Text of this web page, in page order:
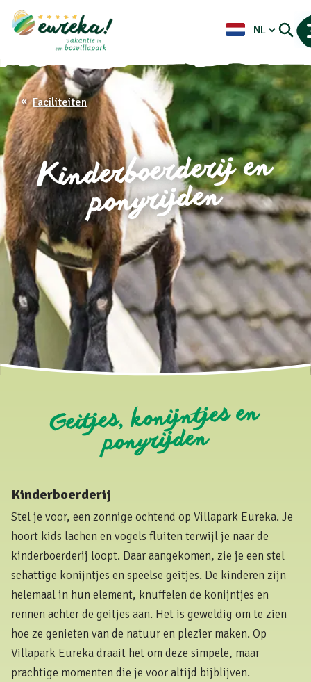
Kinderboerderij en
ponyrijden
Faciliteiten
Geitjes, konijntjes en
ponyrijden
Kinderboerderij
Stel je voor, een zonnige ochtend op Villapark Eureka. Je
hoort kids lachen en vogels fluiten terwijl je naar de
kinderboerderij loopt. Daar aangekomen, zie je een stel
schattige konijntjes en speelse geitjes. De kinderen zijn
helemaal in hun element, knuffelen de konijntjes en
rennen achter de geitjes aan. Het is geweldig om te zien
hoe ze genieten van de natuur en plezier maken. Op
Villapark Eureka draait het om deze simpele, maar
prachtige momenten die je voor altijd bijblijven.